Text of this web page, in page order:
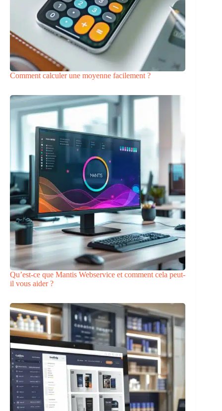
Comment calculer une moyenne facilement ?
Qu’est-ce que Mantis Webservice et comment cela peut-
il vous aider ?